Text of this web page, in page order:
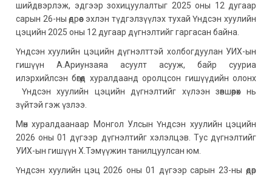
шийдвэрлэж, эдгээр зохицуулалтыг 2025 оны 12 дугаар
сарын 26-ны өдрөөс эхлэн түдгэлзүүлэх тухай Үндсэн хуулийн
цэцийн 2025 оны 12 дугаар дүгнэлтийг гаргасан байна.
Үндсэн хуулийн цэцийн дүгнэлттэй холбогдуулан УИХ-ын
гишүүн А.Ариунзаяа асуулт асууж, байр сууриа
илэрхийлсэн бөгөөд хуралдаанд оролцсон гишүүдийн олонх
Үндсэн хуулийн цэцийн дүгнэлтийг хүлээн зөвшөөрөх нь
зүйтэй гэж үзлээ.
Мөн хуралдаанаар Монгол Улсын Үндсэн хуулийн цэцийн
2026 оны 01 дүгээр дүгнэлтийг хэлэлцэв. Тус дүгнэлтийг
УИХ-ын гишүүн Х.Тэмүүжин танилцуулсан юм.
Үндсэн хуулийн цэц 2026 оны 01 дүгээр сарын 23-ны өдөр